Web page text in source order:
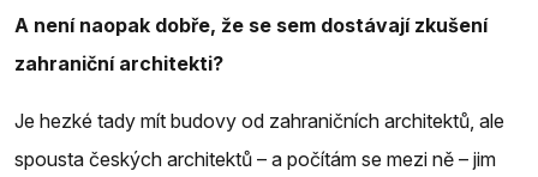
A není naopak dobře, že se sem dostávají zkušení
zahraniční architekti?
Je hezké tady mít budovy od zahraničních architektů, ale
spousta českých architektů – a počítám se mezi ně – jim